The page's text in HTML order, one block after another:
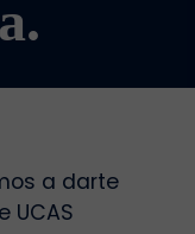
a darte
UCAS